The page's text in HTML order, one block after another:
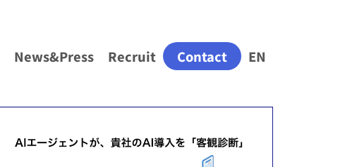
News&Press Recruit Contact EN